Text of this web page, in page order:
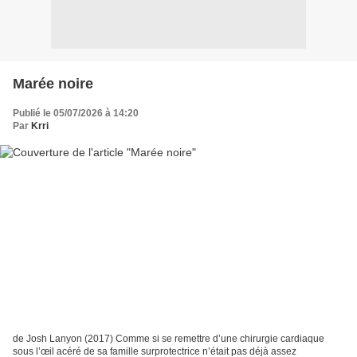
Marée noire
Publié le 05/07/2026 à 14:20
Par Krri
de Josh Lanyon (2017) Comme si se remettre d’une chirurgie cardiaque
sous l’œil acéré de sa famille surprotectrice n’était pas déjà assez